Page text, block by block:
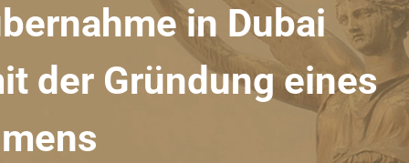
in Dubai
der Gründung eines